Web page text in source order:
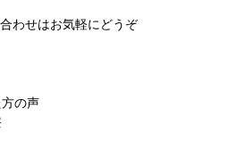
わせはお気軽にどうぞ